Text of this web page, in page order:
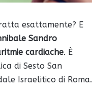
esattamente? E
Sandro
cardiache. È
di Sesto San
Israelitico di Roma.